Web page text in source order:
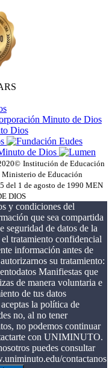
Institución de Educación
de Educación
del 1 de agosto de 1990 MEN
DIOS
y condiciones del
que sea compartida
seguridad de datos de la
tratamiento confidencial
información antes de
su tratamiento:
Manifiestas que
de manera voluntaria e
de tus datos
la política de
no, al no tener
no podemos continuar
con UNIMINUTO.
puedes consultar
contactanos